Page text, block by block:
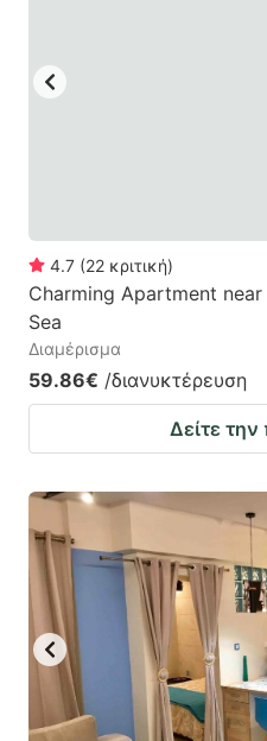
for
changing
4.7 (22 κριτική)
Charming Apartment
Sea
Διαμέρισμα
59.86€ /διανυκτέρευση
Δείτε